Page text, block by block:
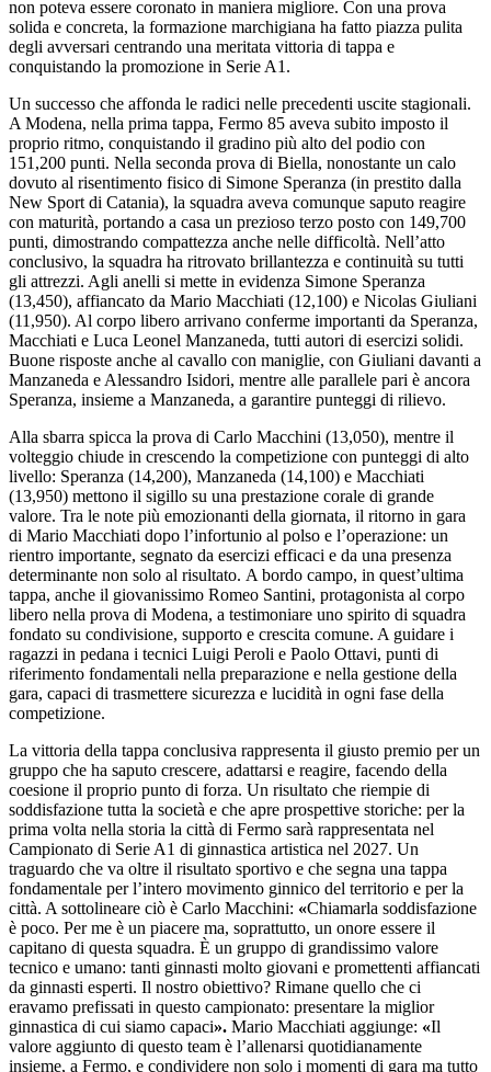
non poteva essere coronato in maniera migliore. Con una prova
solida e concreta, la formazione marchigiana ha fatto piazza pulita
degli avversari centrando una meritata vittoria di tappa e
conquistando la promozione in Serie A1.
Un successo che affonda le radici nelle precedenti uscite stagionali.
A Modena, nella prima tappa, Fermo 85 aveva subito imposto il
proprio ritmo, conquistando il gradino più alto del podio con
151,200 punti. Nella seconda prova di Biella, nonostante un calo
dovuto al risentimento fisico di Simone Speranza (in prestito dalla
New Sport di Catania), la squadra aveva comunque saputo reagire
con maturità, portando a casa un prezioso terzo posto con 149,700
punti, dimostrando compattezza anche nelle difficoltà. Nell’atto
conclusivo, la squadra ha ritrovato brillantezza e continuità su tutti
gli attrezzi. Agli anelli si mette in evidenza Simone Speranza
(13,450), affiancato da Mario Macchiati (12,100) e Nicolas Giuliani
(11,950). Al corpo libero arrivano conferme importanti da Speranza,
Macchiati e Luca Leonel Manzaneda, tutti autori di esercizi solidi.
Buone risposte anche al cavallo con maniglie, con Giuliani davanti a
Manzaneda e Alessandro Isidori, mentre alle parallele pari è ancora
Speranza, insieme a Manzaneda, a garantire punteggi di rilievo.
Alla sbarra spicca la prova di Carlo Macchini (13,050), mentre il
volteggio chiude in crescendo la competizione con punteggi di alto
livello: Speranza (14,200), Manzaneda (14,100) e Macchiati
(13,950) mettono il sigillo su una prestazione corale di grande
valore. Tra le note più emozionanti della giornata, il ritorno in gara
di Mario Macchiati dopo l’infortunio al polso e l’operazione: un
rientro importante, segnato da esercizi efficaci e da una presenza
determinante non solo al risultato. A bordo campo, in quest’ultima
tappa, anche il giovanissimo Romeo Santini, protagonista al corpo
libero nella prova di Modena, a testimoniare uno spirito di squadra
fondato su condivisione, supporto e crescita comune. A guidare i
ragazzi in pedana i tecnici Luigi Peroli e Paolo Ottavi, punti di
riferimento fondamentali nella preparazione e nella gestione della
gara, capaci di trasmettere sicurezza e lucidità in ogni fase della
competizione.
La vittoria della tappa conclusiva rappresenta il giusto premio per un
gruppo che ha saputo crescere, adattarsi e reagire, facendo della
coesione il proprio punto di forza. Un risultato che riempie di
soddisfazione tutta la società e che apre prospettive storiche: per la
prima volta nella storia la città di Fermo sarà rappresentata nel
Campionato di Serie A1 di ginnastica artistica nel 2027. Un
traguardo che va oltre il risultato sportivo e che segna una tappa
fondamentale per l’intero movimento ginnico del territorio e per la
città. A sottolineare ciò è Carlo Macchini: «Chiamarla soddisfazione
è poco. Per me è un piacere ma, soprattutto, un onore essere il
capitano di questa squadra. È un gruppo di grandissimo valore
tecnico e umano: tanti ginnasti molto giovani e promettenti affiancati
da ginnasti esperti. Il nostro obiettivo? Rimane quello che ci
eravamo prefissati in questo campionato: presentare la miglior
ginnastica di cui siamo capaci». Mario Macchiati aggiunge: «Il
valore aggiunto di questo team è l’allenarsi quotidianamente
insieme, a Fermo, e condividere non solo i momenti di gara ma tutto